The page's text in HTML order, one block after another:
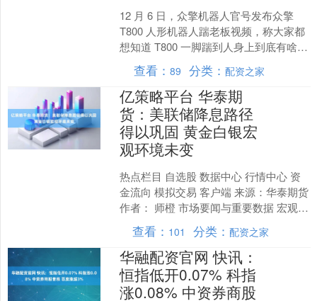
12 月 6 日，众擎机器人官号发布众擎
T800 人形机器人踹老板视频，称大家都
想知道 T800 一脚踹到人身上到底有啥感
觉？众擎团队也挺好奇的，于是怂恿老
板....查看：89 分类：配资之家
亿策略平台 华泰期
货：美联储降息路径
得以巩固 黄金白银宏
观环境未变
热点栏目 自选股 数据中心 行情中心 资
金流向 模拟交易 客户端 来源：华泰期货
作者： 师橙 市场要闻与重要数据 宏观面
2025-12-05当周，黄金价格延....
查看： 101 分类：配资之家
华融配资官网 快讯：
恒指低开0.07% 科指
涨0.08% 中资券商股